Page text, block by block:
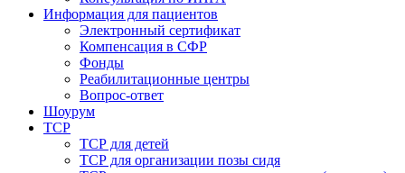
Информация для пациентов
Электронный сертификат
Компенсация в СФР
Фонды
Реабилитационные центры
Вопрос-ответ
Шоурум
ТСР
ТСР для детей
ТСР для организации позы сидя